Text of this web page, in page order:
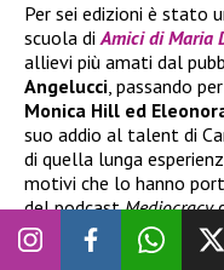
Per sei edizioni è stato
scuola diAmici di Maria
allievi più amati dal
Angelucci, passando per
Monica Hill ed
suo addio al talent di
di quella lunga
motivi che lo hanno
del podcastMediocracy
maestro di canto ha
decisione imposta dalla